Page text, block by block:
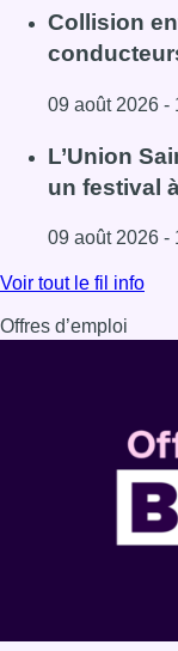
Lire l'article
Collision
09 août 2026 -
Lire l'article
L’Union
un festival
09 août 2026 -
Lire l'article
Voir tout le fil info
Offres d’emploi